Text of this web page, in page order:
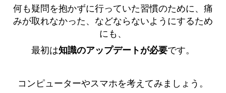
何も疑問を抱かずに行っていた習慣のために、痛
みが取れなかった、などならないようにするため
にも、
最初は知識のアップデートが必要です。
コンピューターやスマホを考えてみましょう。